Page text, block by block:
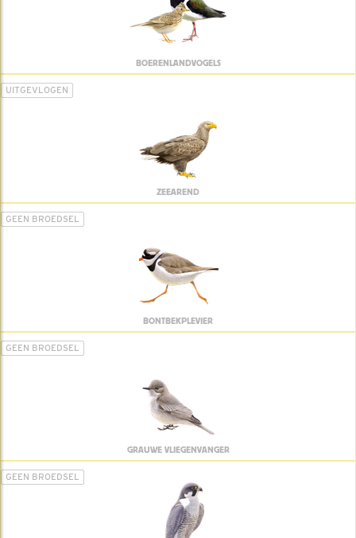
BOERENLANDVOGELS
UITGEVLOGEN
ZEEAREND
GEEN BROEDSEL
BONTBEKPLEVIER
GEEN BROEDSEL
GRAUWE VLIEGENVANGER
GEEN BROEDSEL